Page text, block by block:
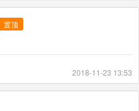
置顶
2018-11-23 13:53